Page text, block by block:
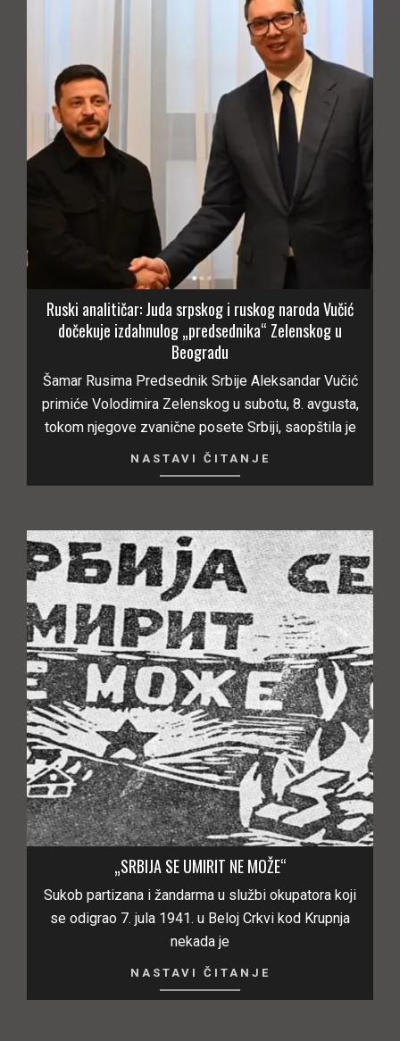
Ruski analitičar: Juda srpskog i ruskog naroda Vučić
dočekuje izdahnulog „predsednika“ Zelenskog u
Beogradu
Šamar Rusima Predsednik Srbije Aleksandar Vučić
primiće Volodimira Zelenskog u subotu, 8. avgusta,
tokom njegove zvanične posete Srbiji, saopštila je
NASTAVI ČITANJE
„SRBIJA SE UMIRIT NE MOŽE“
Sukob partizana i žandarma u službi okupatora koji
se odigrao 7. jula 1941. u Beloj Crkvi kod Krupnja
nekada je
NASTAVI ČITANJE